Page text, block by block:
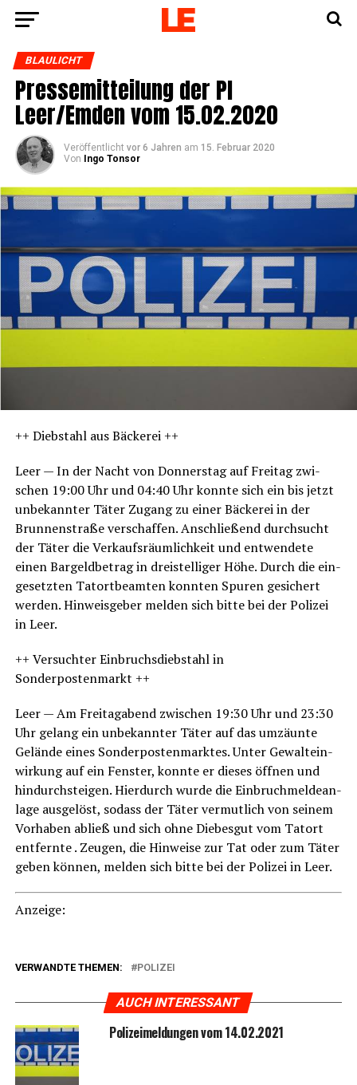
BLAULICHT
Pres­se­mit­tei­lung der PI
Leer/Emden vom 15.02.2020
Veröffentlicht vor 6 Jahren am 15. Februar 2020
Von
Ingo Tonsor
++ Dieb­stahl aus Bäckerei ++
Leer — In der Nacht von Don­ners­tag auf Frei­tag zwi­
schen 19:00 Uhr und 04:40 Uhr konn­te sich ein bis jetzt
unbe­kann­ter Täter Zugang zu einer Bäcke­rei in der
Brun­nen­stra­ße ver­schaf­fen. Anschlie­ßend durch­sucht
der Täter die Ver­kaufs­räum­lich­keit und ent­wen­de­te
einen Bar­geld­be­trag in drei­stel­li­ger Höhe. Durch die ein­
ge­setz­ten Tat­ort­be­am­ten konn­ten Spu­ren gesi­chert
wer­den. Hin­weis­ge­ber mel­den sich bit­te bei der Poli­zei
in Leer.
++ Ver­such­ter Ein­bruchs­dieb­stahl in
Sonderpostenmarkt ++
Leer — Am Frei­tag­abend zwi­schen 19:30 Uhr und 23:30
Uhr gelang ein unbe­kann­ter Täter auf das umzäun­te
Gelän­de eines Son­der­pos­ten­mark­tes. Unter Gewalt­ein­
wir­kung auf ein Fens­ter, konn­te er die­ses öff­nen und
hin­durch­stei­gen. Hier­durch wur­de die Ein­bruch­mel­de­an­
la­ge aus­ge­löst, sodass der Täter ver­mut­lich von sei­nem
Vor­ha­ben abließ und sich ohne Die­bes­gut vom Tat­ort
ent­fern­te . Zeu­gen, die Hin­wei­se zur Tat oder zum Täter
geben kön­nen, mel­den sich bit­te bei der Poli­zei in Leer.
Anzei­ge:
VERWANDTE THEMEN: POLIZEI
AUCH INTERESSANT
Poli­zei­mel­dun­gen vom 14.02.2021